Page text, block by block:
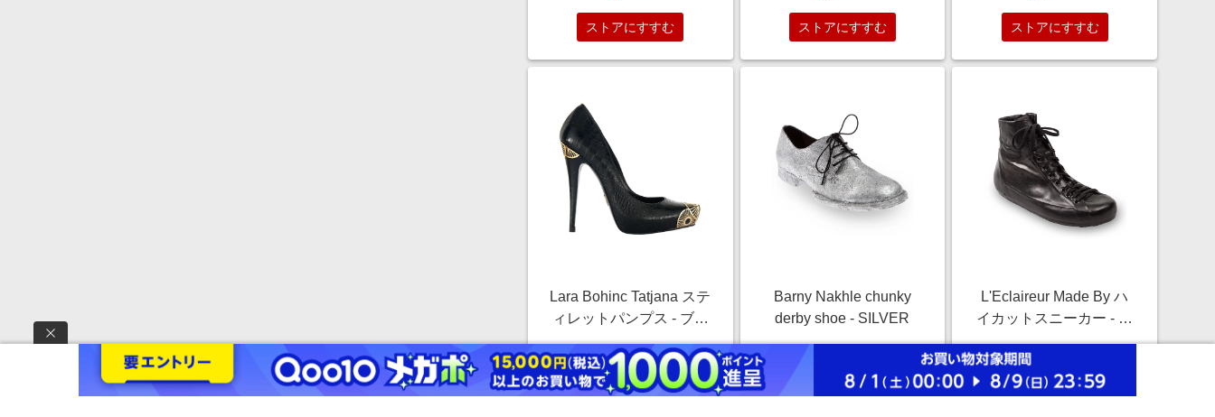
ストアにすすむ ストアにすすむ ストアにすすむ
Lara Bohinc Tatjana ステ
ィレットパンプス - ブラ
ック
￥121,000
3.0%
Barny Nakhle chunky
derby shoe - SILVER
3.0%
L'Eclaireur Made By ハ
イカットスニーカー - ブ
ラック
￥79,600
3.0%